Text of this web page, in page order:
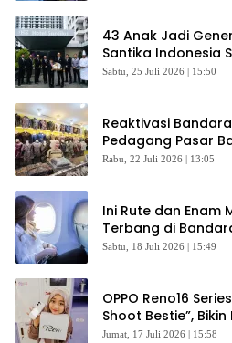
43 Anak Jadi
Santika Indonesia
Sabtu, 25 Juli 2026 | 15:50
Reaktivasi
Pedagang Pasar
Kembali Ekonomi
Rabu, 22 Juli 2026 | 13:05
Ini Rute dan Enam
Terbang di
Sabtu, 18 Juli 2026 | 15:49
OPPO Reno16
Shoot Bestie”,
Betah
Jumat, 17 Juli 2026 | 15:58